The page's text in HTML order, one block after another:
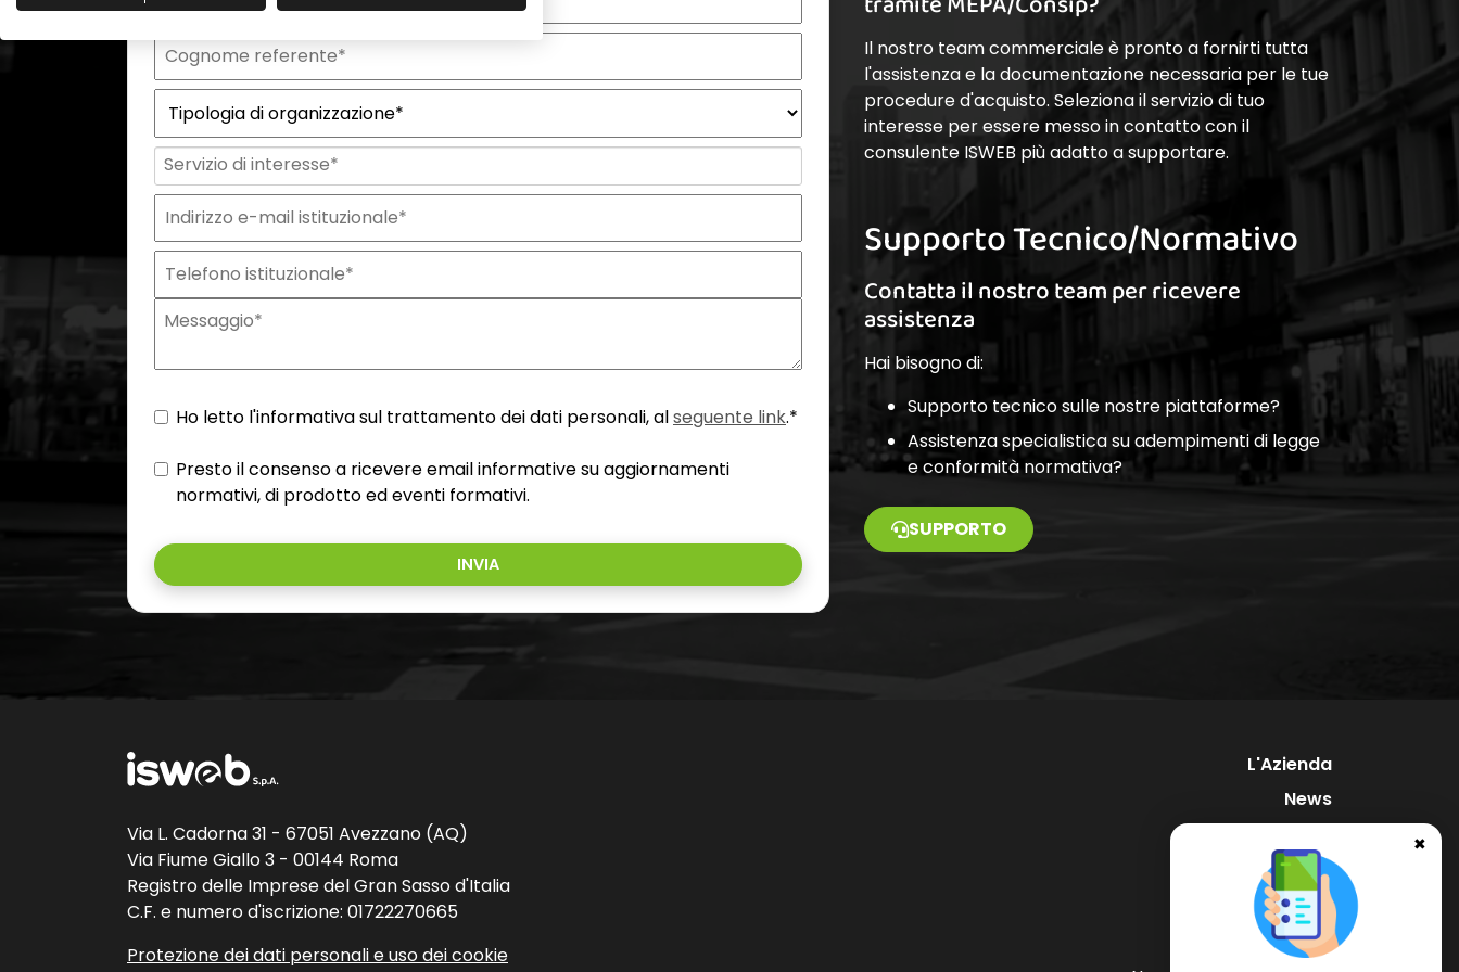
Ho letto l'informativa sul trattamento dei dati personali, alseguente link.*
Presto il consenso a ricevere email informative su aggiornamenti
normativi, di prodotto ed eventi formativi.
INVIA
Il nostro team commerciale è pronto a fornirti tutta
l'assistenza e la documentazione necessaria per le tue
procedure d'acquisto. Seleziona il servizio di tuo
interesse per essere messo in contatto con il
consulente ISWEB più adatto a supportare.
Supporto Tecnico/Normativo
Contatta il nostro team per ricevere
assistenza
Hai bisogno di:
Supporto tecnico sulle nostre piattaforme?
Assistenza specialistica su adempimenti di legge
e conformità normativa?
SUPPORTO
✖
Via L. Cadorna 31 - 67051 Avezzano (AQ)
Via Fiume Giallo 3 - 00144 Roma
Registro delle Imprese del Gran Sasso d'Italia
C.F. e numero d'iscrizione: 01722270665
Protezione dei dati personali e uso dei cookie
L'Azienda
News
Contatti